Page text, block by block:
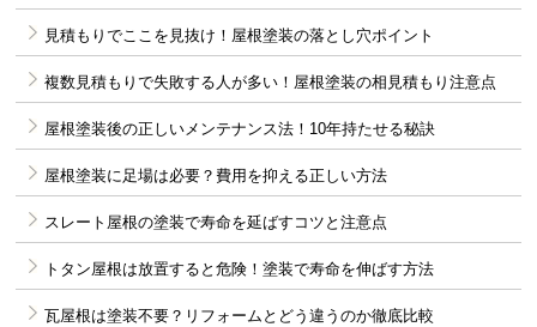
見積もりでここを見抜け！屋根塗装の落とし穴ポイント
複数見積もりで失敗する人が多い！屋根塗装の相見積もり注意点
屋根塗装後の正しいメンテナンス法！10年持たせる秘訣
屋根塗装に足場は必要？費用を抑える正しい方法
スレート屋根の塗装で寿命を延ばすコツと注意点
トタン屋根は放置すると危険！塗装で寿命を伸ばす方法
瓦屋根は塗装不要？リフォームとどう違うのか徹底比較